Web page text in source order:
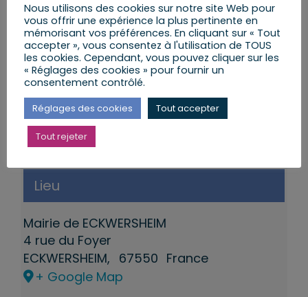
Lieu
Mairie de ECKWERSHEIM
4 rue du Foyer
ECKWERSHEIM, 67550 France
+ Google Map
Nous utilisons des cookies sur notre site Web pour
vous offrir une expérience la plus pertinente en
mémorisant vos préférences. En cliquant sur « Tout
accepter », vous consentez à l'utilisation de TOUS
les cookies. Cependant, vous pouvez cliquer sur les
« Réglages des cookies » pour fournir un
consentement contrôlé.
Réglages des cookies Tout accepter
Tout rejeter